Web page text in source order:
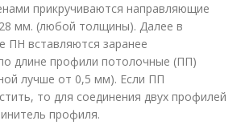
прикручиваются направляющие
мм. (любой толщины). Далее в
ПН вставляются заранее
длине профили потолочные (ПП)
лучше от 0,5 мм). Если ПП
то для соединения двух профилей
профиля.